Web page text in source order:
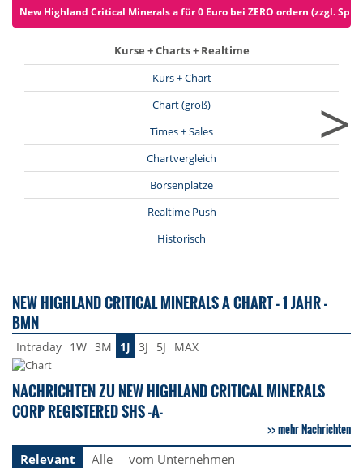
New Highland Critical Minerals a für 0 Euro bei ZERO ordern (zzgl.
Kurse + Charts + Realtime
Kurs + Chart
Chart (groß)
Times + Sales
Chartvergleich
Börsenplätze
Realtime Push
Historisch
>
NEW HIGHLAND CRITICAL MINERALS A CHART - 1 JAHR -
BMN
Intraday 1W 3M 1J 3J 5J MAX
NACHRICHTEN ZU NEW HIGHLAND CRITICAL MINERALS
CORP REGISTERED SHS -A-
mehr Nachrichten
Relevant
Alle vom Unternehmen